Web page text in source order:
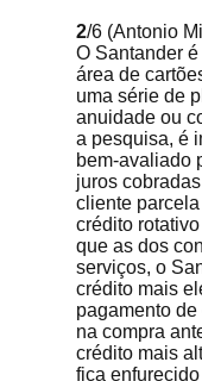
2/6 (Antonio
O Santander
área de
uma série de
anuidade ou
a pesquisa, é
bem-avaliado
juros
cliente
crédito
que as dos
serviços, o
crédito mais
pagamento
na compra
crédito mais
fica